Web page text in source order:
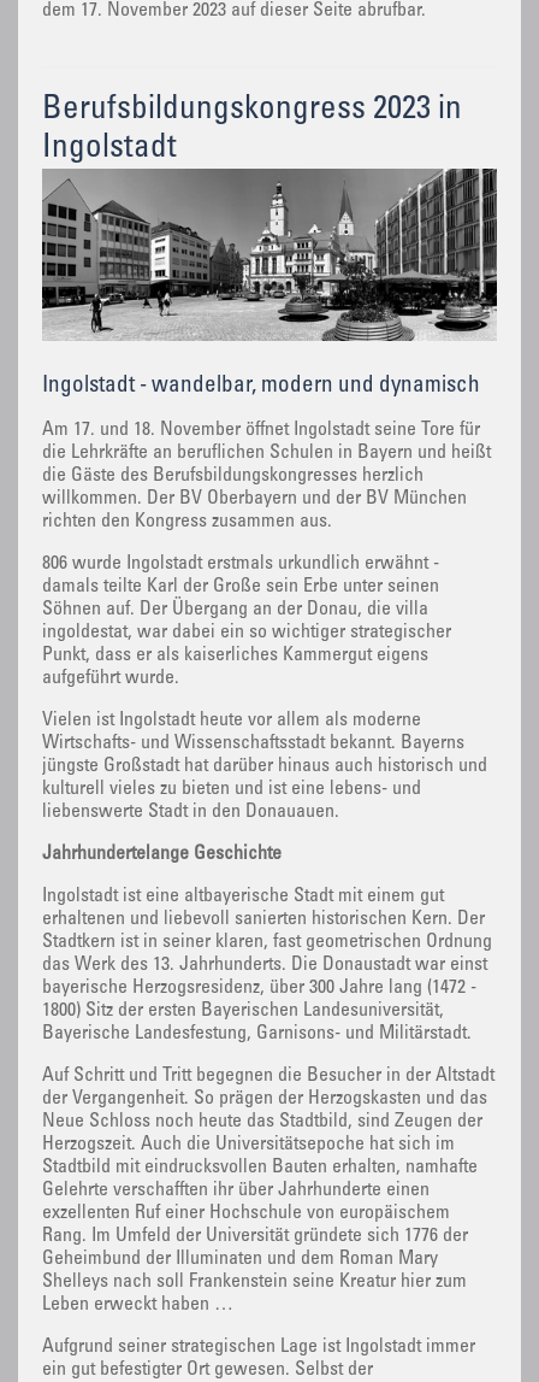
dem 17. November 2023 auf dieser Seite abrufbar.
Berufsbildungskongress 2023 in
Ingolstadt
Ingolstadt - wandelbar, modern und dynamisch
Am 17. und 18. November öffnet Ingolstadt seine Tore für
die Lehrkräfte an beruflichen Schulen in Bayern und heißt
die Gäste des Berufsbildungskongresses herzlich
willkommen. Der BV Oberbayern und der BV München
richten den Kongress zusammen aus.
806 wurde Ingolstadt erstmals urkundlich erwähnt -
damals teilte Karl der Große sein Erbe unter seinen
Söhnen auf. Der Übergang an der Donau, die villa
ingoldestat, war dabei ein so wichtiger strategischer
Punkt, dass er als kaiserliches Kammergut eigens
aufgeführt wurde.
Vielen ist Ingolstadt heute vor allem als moderne
Wirtschafts- und Wissenschaftsstadt bekannt. Bayerns
jüngste Großstadt hat darüber hinaus auch historisch und
kulturell vieles zu bieten und ist eine lebens- und
liebenswerte Stadt in den Donauauen.
Jahrhundertelange Geschichte
Ingolstadt ist eine altbayerische Stadt mit einem gut
erhaltenen und liebevoll sanierten historischen Kern. Der
Stadtkern ist in seiner klaren, fast geometrischen Ordnung
das Werk des 13. Jahrhunderts. Die Donaustadt war einst
bayerische Herzogsresidenz, über 300 Jahre lang (1472 -
1800) Sitz der ersten Bayerischen Landesuniversität,
Bayerische Landesfestung, Garnisons- und Militärstadt.
Auf Schritt und Tritt begegnen die Besucher in der Altstadt
der Vergangenheit. So prägen der Herzogskasten und das
Neue Schloss noch heute das Stadtbild, sind Zeugen der
Herzogszeit. Auch die Universitätsepoche hat sich im
Stadtbild mit eindrucksvollen Bauten erhalten, namhafte
Gelehrte verschafften ihr über Jahrhunderte einen
exzellenten Ruf einer Hochschule von europäischem
Rang. Im Umfeld der Universität gründete sich 1776 der
Geheimbund der Illuminaten und dem Roman Mary
Shelleys nach soll Frankenstein seine Kreatur hier zum
Leben erweckt haben …
Aufgrund seiner strategischen Lage ist Ingolstadt immer
ein gut befestigter Ort gewesen. Selbst der